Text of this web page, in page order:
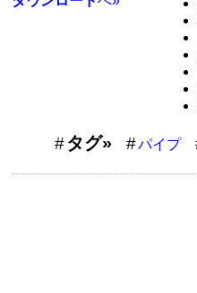
タグ» パイプ